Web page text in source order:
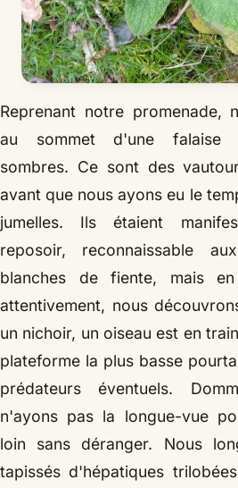
Reprenant notre promenade,
au sommet d'une falaise
sombres. Ce sont des
avant que nous ayons eu le
jumelles. Ils étaient
reposoir, reconnaissable
blanches de fiente, mais
attentivement, nous
un nichoir, un oiseau est en
plateforme la plus basse
prédateurs éventuels.
n'ayons pas la longue-vue
loin sans déranger. Nous
tapissés d'hépatiques